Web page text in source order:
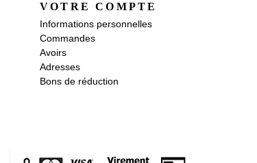
VOTRE COMPTE
Informations personnelles
Commandes
Avoirs
Adresses
Bons de réduction